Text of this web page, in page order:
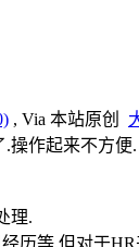
, Via 本站原创
操作起来不方便.
理.
历等.但对于